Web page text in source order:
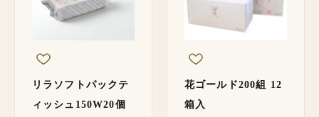
リラソフトパックテ
ィッシュ150W20個
花ゴールド200組 12
箱入